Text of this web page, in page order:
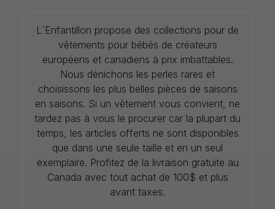
L`Enfantillon propose des collections pour de
vêtements pour bébés de créateurs
européens et canadiens à prix imbattables.
Nous dénichons les perles rares et
choisissons les plus belles pièces de saisons
en saisons. Si un vêtement vous convient, ne
tardez pas à vous le procurer car la plupart du
temps, les articles offerts ne sont disponibles
que dans une seule taille et en un seul
exemplaire. Profitez de la livraison gratuite au
Canada avec tout achat de 100$ et plus
avant taxes.